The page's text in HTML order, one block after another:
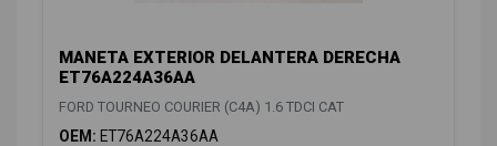
MANETA EXTERIOR DELANTERA DERECHA
ET76A224A36AA
FORD TOURNEO COURIER (C4A) 1.6 TDCI CAT
OEM: ET76A224A36AA